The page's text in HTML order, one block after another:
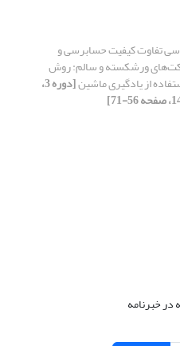
تفاوت کیفیت حسابرسی و
ورشکسته و سالم: روش
از یادگیری ماشین [دوره 3،
در خبرنامه